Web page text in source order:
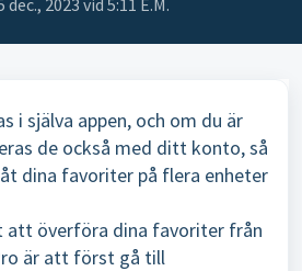
2023 vid 5:11 E.M.
i själva appen, och om du är
de också med ditt konto, så
dina favoriter på flera enheter
att överföra dina favoriter från
är att först gå till